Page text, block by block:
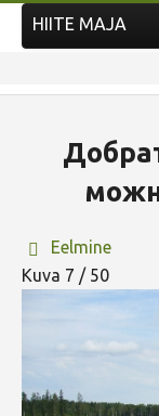
Tööd
Tegutse
Kuvavõistlused
VANEMAD
HIITE MAJA
Eelmine
Kuva 7 / 50